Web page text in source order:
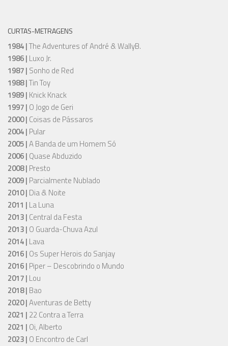
CURTAS-METRAGENS
1984 |The Adventures of André & WallyB.
1986 | Luxo Jr.
1987 | Sonho de Red
1988 |Tin Toy
1989 | Knick Knack
1997 | O Jogo de Geri
2000 | Coisas de Pássaros
2004 | Pular
2005 |A Banda de um Homem Só
2006 | Quase Abduzido
2008 | Presto
2009 | Parcialmente Nublado
2010 | Dia & Noite
2011 | La Luna
2013 | Central da Festa
2013 | O Guarda-Chuva Azul
2014 | Lava
2016 | Os Super Herois do Sanjay
2016 | Piper – Descobrindo o Mundo
2017 | Lou
2018 | Bao
2020 |Aventuras de Betty
2021 | 22 Contra a Terra
2021 | Oi, Alberto
2023 | O Encontro de Carl